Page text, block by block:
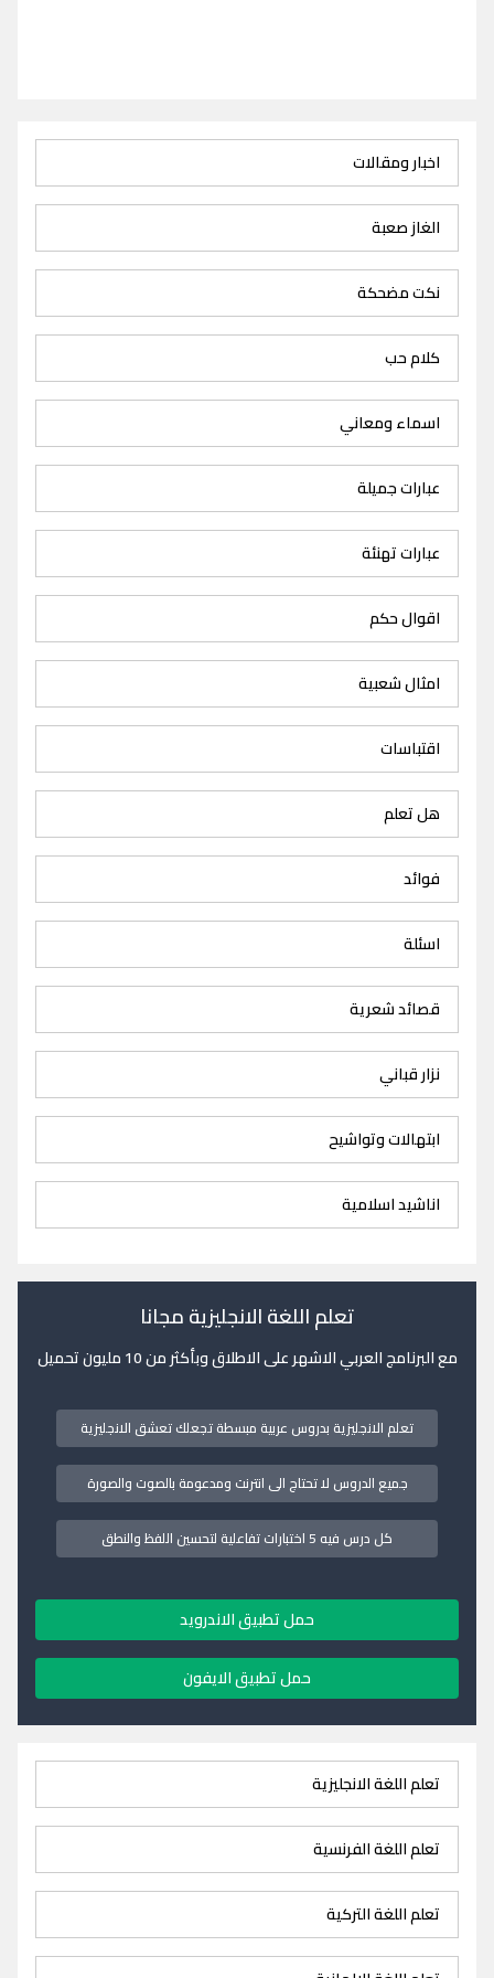
اخبار ومقالات
الغاز صعبة
نكت مضحكة
كلام حب
اسماء ومعاني
عبارات جميلة
عبارات تهنئة
اقوال حكم
امثال شعبية
اقتباسات
هل تعلم
فوائد
اسئلة
قصائد شعرية
نزار قباني
ابتهالات وتواشيح
اناشيد اسلامية
تعلم اللغة الانجليزية مجانا
مع البرنامج العربي الاشهر على الاطلاق وبأكثر من 10 مليون تحميل
تعلم الانجليزية بدروس عربية مبسطة تجعلك تعشق الانجليزية
جميع الدروس لا تحتاج الى انترنت ومدعومة بالصوت والصورة
كل درس فيه 5 اختبارات تفاعلية لتحسين اللفظ والنطق
حمل تطبيق الاندرويد
حمل تطبيق الايفون
تعلم اللغة الانجليزية
تعلم اللغة الفرنسية
تعلم اللغة التركية